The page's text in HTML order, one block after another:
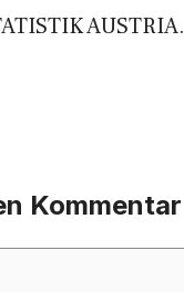
AUSTRIA.
Kommentar